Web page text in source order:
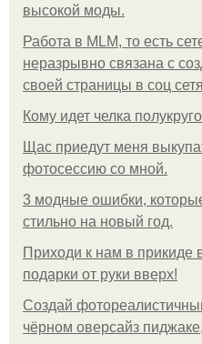
высокой моды.
Работа в MLM, то есть
неразрывно связана с
своей страницы в соц
Кому идет челка
Щас приедут меня
фотосессию со мной.
3 модные ошибки,
стильно на новый год.
Приходи к нам в прикиде
подарки от руки вверх!
Создай
чёрном оверсайз